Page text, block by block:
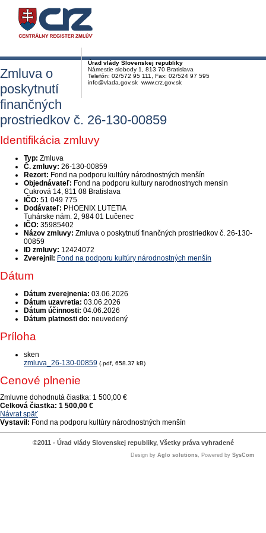
Úrad vlády Slovenskej republiky
Námestie slobody 1, 813 70 Bratislava
Telefón: 02/572 95 111, Fax: 02/524 97 595
info@vlada.gov.sk www.crz.gov.sk
Zmluva o
poskytnutí
finančných
prostriedkov č. 26-130-00859
Identifikácia zmluvy
Typ: Zmluva
Č. zmluvy: 26-130-00859
Rezort: Fond na podporu kultúry národnostných menšín
Objednávateľ: Fond na podporu kultury narodnostnych mensin
Cukrová 14, 811 08 Bratislava
IČO: 51 049 775
Dodávateľ: PHOENIX LUTETIA
Tuhárske nám. 2, 984 01 Lučenec
IČO: 35985402
Názov zmluvy: Zmluva o poskytnutí finančných prostriedkov č. 26-130-
00859
ID zmluvy: 12424072
Zverejnil: Fond na podporu kultúry národnostných menšín
Dátum
Dátum zverejnenia: 03.06.2026
Dátum uzavretia: 03.06.2026
Dátum účinnosti: 04.06.2026
Dátum platnosti do: neuvedený
Príloha
sken
zmluva_26-130-00859 (.pdf, 658.37 kB)
Cenové plnenie
Zmluvne dohodnutá čiastka: 1 500,00 €
Celková čiastka: 1 500,00 €
Návrat späť
Vystavil: Fond na podporu kultúry národnostných menšín
©2011 - Úrad vlády Slovenskej republiky, Všetky práva vyhradené
Design by Aglo solutions, Powered by SysCom